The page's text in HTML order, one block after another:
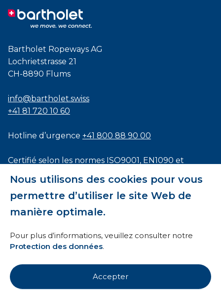
Nous utilisons des cookies pour vous
permettre d’utiliser le site Web de
manière optimale.
Pour plus d’informations, veuillez consulter notre
Protection des données.
Accepter
Bartholet Ropeways AG
Lochrietstrasse 21
CH-8890 Flums
info@bartholet.swiss
+41 81 720 10 60
Hotline d’urgence +41 800 88 90 00
Certifié selon les normes ISO9001, EN1090 et
Conditions générales
Mentions légales